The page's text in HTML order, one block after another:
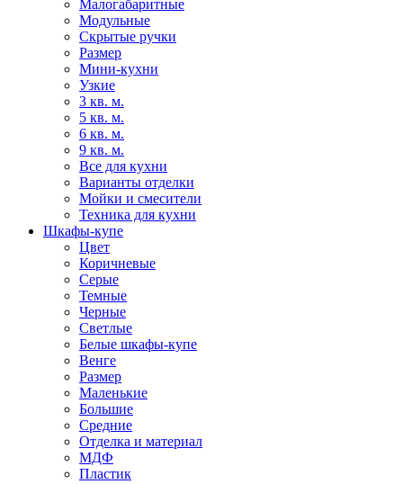
Малогабаритные
Модульные
Скрытые ручки
Размер
Мини-кухни
Узкие
3 кв. м.
5 кв. м.
6 кв. м.
9 кв. м.
Все для кухни
Варианты отделки
Мойки и смесители
Техника для кухни
Шкафы-купе
Цвет
Коричневые
Серые
Темные
Черные
Светлые
Белые шкафы-купе
Венге
Размер
Маленькие
Большие
Средние
Отделка и материал
МДФ
Пластик